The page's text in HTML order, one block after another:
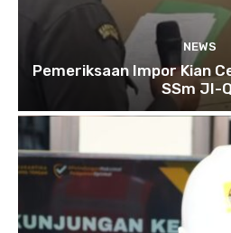
NEWS
Pemeriksaan Impor Kian
SSm JI-